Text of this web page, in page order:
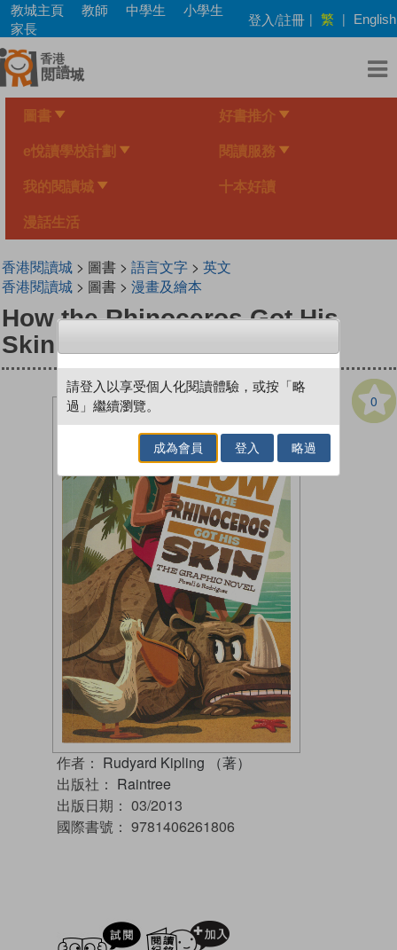
Skip
main
content
教城主頁 教師 中學生
小學生
家長
登入/註冊 | 繁 | English
圖書 好書推介
e悅讀學校計劃 閱讀服務
我的閱讀城 十本好讀
漫話生活
香港閱讀城> 圖書 > 語言文字> 英文
香港閱讀城> 圖書 > 漫畫及繪本
How the Rhinoceros Got His
Skin
0
作者： Rudyard Kipling （著）
出版社： Raintree
出版日期： 03/2013
國際書號： 9781406261806
試閲
請登入以享受個人化閱讀體驗，或按「略
過」繼續瀏覽。
成為會員 登入 略過